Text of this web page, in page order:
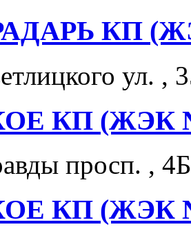
КП
ул. ,
КП (ЖЭК
просп. ,
КП (ЖЭК